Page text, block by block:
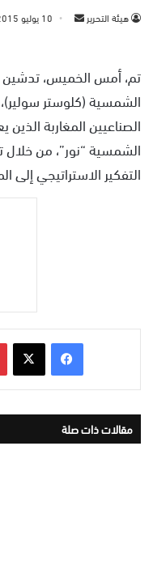
هيئة التحرير
ل
ب
ي
د
ا
ي
ا
10 يوليو 2015
تم، أمس الخميس، تدشين
الشمسية (كلوستر
الصناعيين المغاربة
الشمسية “نور”، من
التفكير الاستراتيجي إلى
مقالات ذات صلة